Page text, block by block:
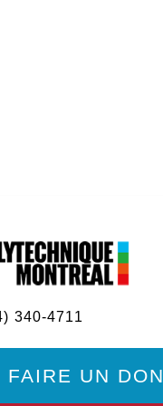
340-4711
FAIRE UN DON